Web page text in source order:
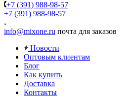
+7 (391) 988-98-57
+7 (391) 988-98-57
info@mixone.ru почта для заказов
Новости
Оптовым клиентам
Блог
Как купить
Доставка
Контакты